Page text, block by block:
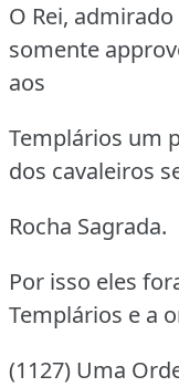
O Rei,
somente
aos
Templários um
dos cavaleiros
Rocha Sagrada.
Por isso eles
Templários e a
(1127) Uma